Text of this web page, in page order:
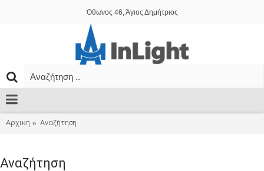
Όθωνος 46, Άγιος Δημήτριος
Αρχική Αναζήτηση
Αναζήτηση